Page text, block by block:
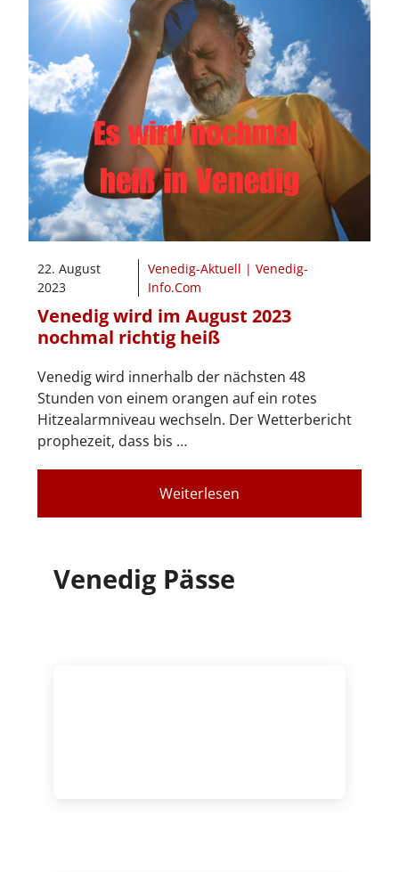
22. August
2023
Venedig-Aktuell | Venedig-
Info.Com
Venedig wird im August 2023
nochmal richtig heiß
Venedig wird innerhalb der nächsten 48
Stunden von einem orangen auf ein rotes
Hitzealarmniveau wechseln. Der Wetterbericht
prophezeit, dass bis …
Weiterlesen
Venedig Pässe